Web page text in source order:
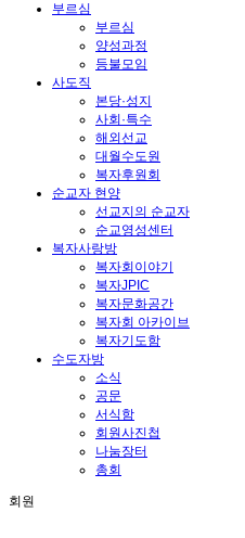
부르심
부르심
양성과정
등불모임
사도직
본당·성지
사회·특수
해외선교
대월수도원
복자후원회
순교자 현양
선교지의 순교자
순교영성센터
복자사랑방
복자회이야기
복자JPIC
복자문화공간
복자회 아카이브
복자기도함
수도자방
소식
공문
서식함
회원사진첩
나눔장터
총회
회원